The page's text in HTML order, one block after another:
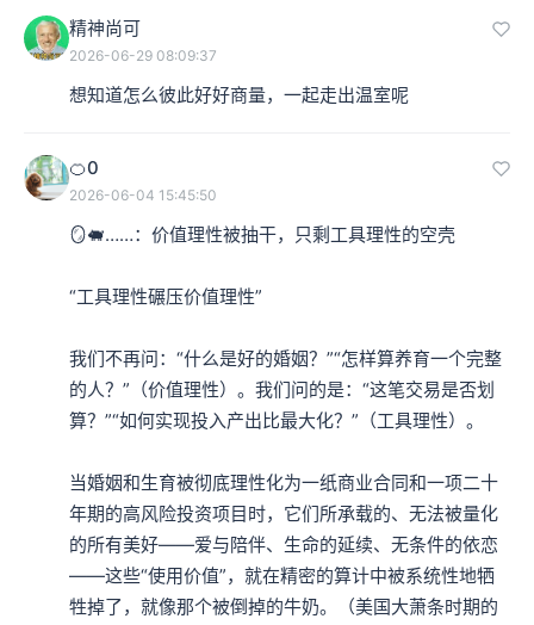
精神尚可
2026-06-29 08:09:37
想知道怎么彼此好好商量，一起走出温室呢
🍊0
2026-06-04 15:45:50
🪞🐖……：价值理性被抽干，只剩工具理性的空壳
“工具理性碾压价值理性”
我们不再问：“什么是好的婚姻？”“怎样算养育一个完整
的人？”（价值理性）。我们问的是：“这笔交易是否划
算？”“如何实现投入产出比最大化？”（工具理性）。
当婚姻和生育被彻底理性化为一纸商业合同和一项二十
年期的高风险投资项目时，它们所承载的、无法被量化
的所有美好——爱与陪伴、生命的延续、无条件的依恋
——这些“使用价值”，就在精密的算计中被系统性地牺
牲掉了，就像那个被倒掉的牛奶。（美国大萧条时期的